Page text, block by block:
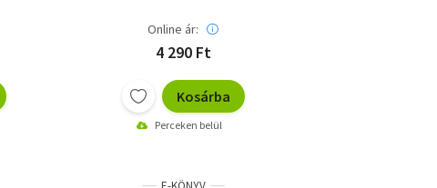
Online ár:
4 290 Ft
Kosárba
Perceken belül